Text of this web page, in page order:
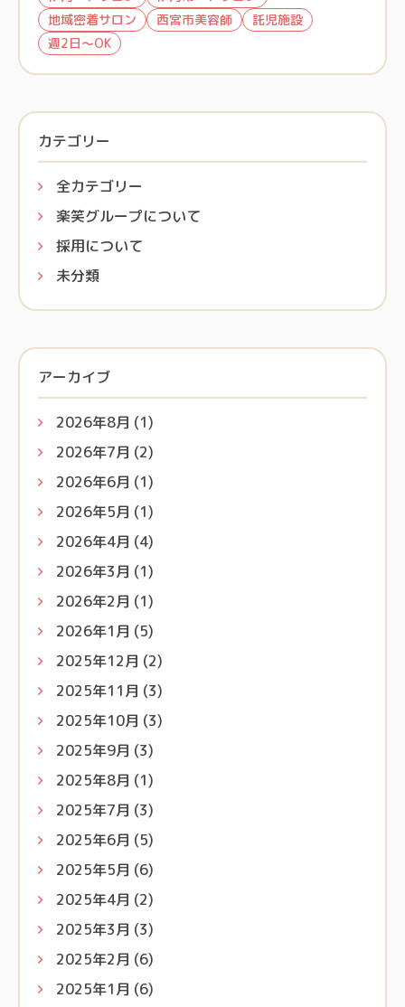
地域密着サロン
西宮市美容師
託児施設
週2日～OK
カテゴリー
全カテゴリー
楽笑グループについて
採用について
未分類
アーカイブ
2026年8月 (1)
2026年7月 (2)
2026年6月 (1)
2026年5月 (1)
2026年4月 (4)
2026年3月 (1)
2026年2月 (1)
2026年1月 (5)
2025年12月 (2)
2025年11月 (3)
2025年10月 (3)
2025年9月 (3)
2025年8月 (1)
2025年7月 (3)
2025年6月 (5)
2025年5月 (6)
2025年4月 (2)
2025年3月 (3)
2025年2月 (6)
2025年1月 (6)